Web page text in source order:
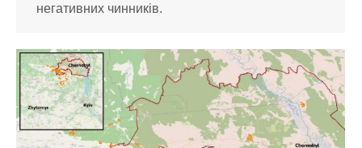
негативних чинників.